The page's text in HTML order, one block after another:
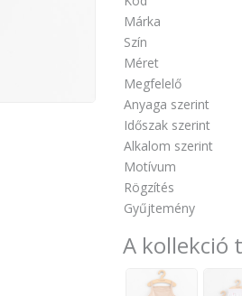
Márka
Szín
Méret
Megfelelő
Anyaga szerint
Időszak szerint
Alkalom szerint
Motívum
Rögzítés
Gyűjtemény
A kollekció